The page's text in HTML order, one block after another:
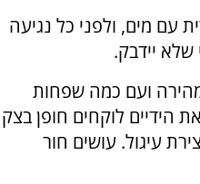
עם מים, ולפני כל נגיעה
שלא יידבק.
ועם כמה שפחות
הידיים לוקחים חופן בצק
עיגול. עושים חור